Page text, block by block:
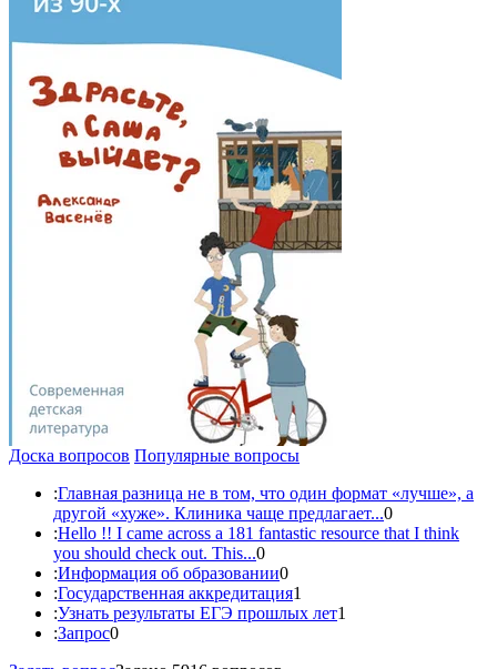
Доска вопросов Популярные вопросы
:Главная разница не в том, что один формат «лучше», а
другой «хуже». Клиника чаще предлагает...0
:Hello !! I came across a 181 fantastic resource that I think
you should check out. This...0
:Информация об образовании0
:Государственная аккредитация1
:Узнать результаты ЕГЭ прошлых лет1
:Запрос0